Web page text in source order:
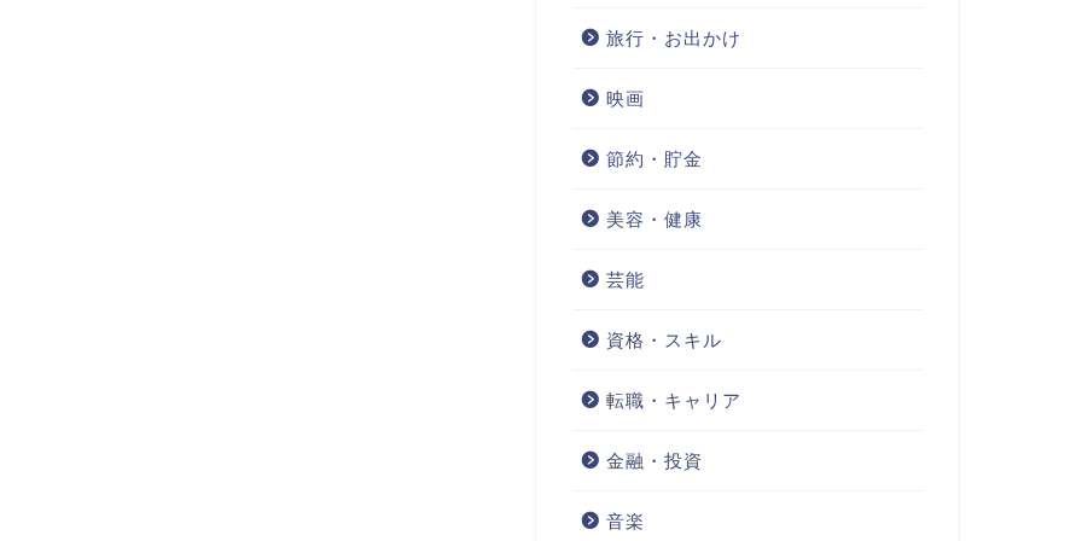
旅行・お出かけ
映画
節約・貯金
美容・健康
芸能
資格・スキル
転職・キャリア
金融・投資
音楽